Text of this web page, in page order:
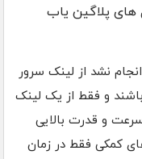
های پلاگین یاب
نشد از لینک سرور
و فقط از یک لینک
و قدرت بالایی
کمکی فقط در زمان